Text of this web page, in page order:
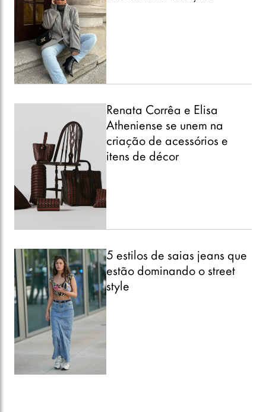
Renata Corrêa e Elisa
Atheniense se unem na
criação de acessórios e
itens de décor
5 estilos de saias jeans que
estão dominando o street
style